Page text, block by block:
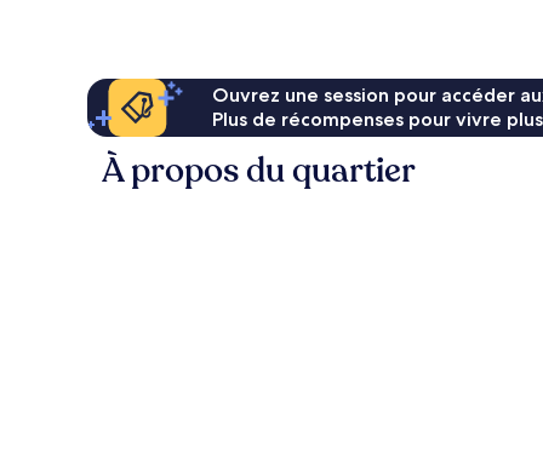
Ouvrez une session pour accéder
Plus de récompenses pour vivre
À propos du quartier